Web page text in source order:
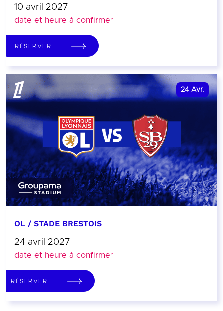
10 avril 2027
date et heure à confirmer
RÉSERVER
24 Avr.
OL / STADE BRESTOIS
24 avril 2027
date et heure à confirmer
RÉSERVER